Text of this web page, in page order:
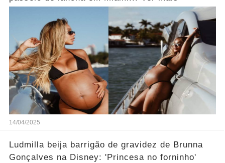
14/04/2025
Ludmilla beija barrigão de gravidez de Brunna
Gonçalves na Disney: 'Princesa no forninho'